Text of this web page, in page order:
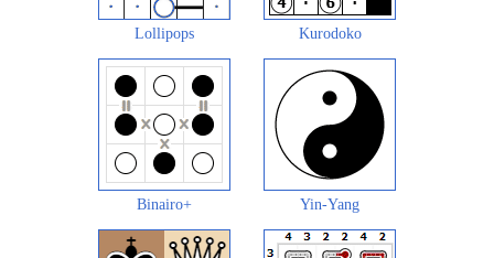
Lollipops Kurodoko
Binairo+ Yin-Yang